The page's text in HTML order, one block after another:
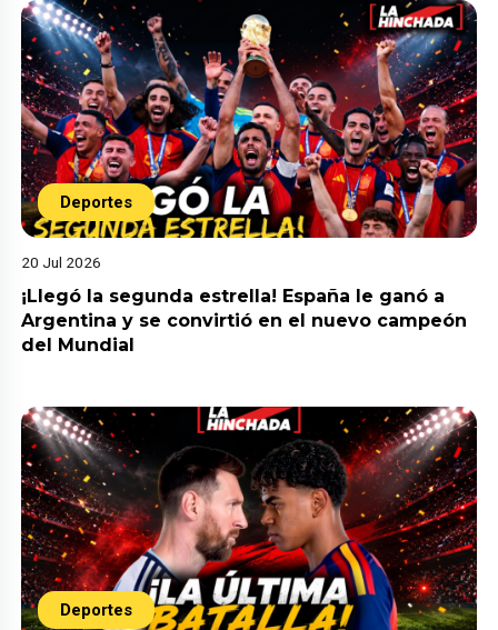
Deportes
20 Jul 2026
¡Llegó la segunda estrella! España le ganó a
Argentina y se convirtió en el nuevo campeón
del Mundial
Deportes